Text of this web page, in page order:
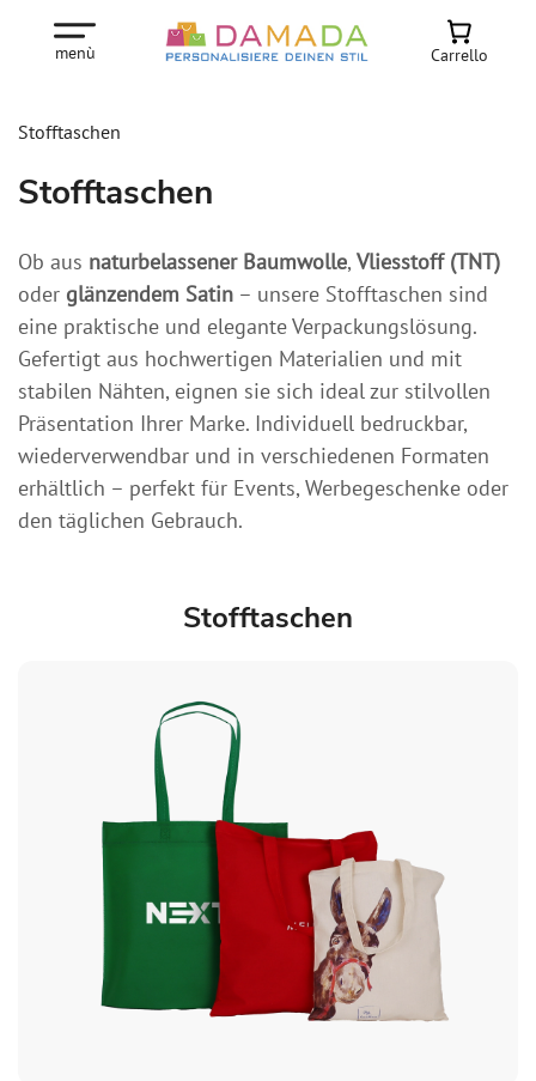
menù Carrello
Stofftaschen
Stofftaschen
Ob aus naturbelassener Baumwolle, Vliesstoff (TNT)
oder glänzendem Satin – unsere Stofftaschen sind
eine praktische und elegante Verpackungslösung.
Gefertigt aus hochwertigen Materialien und mit
stabilen Nähten, eignen sie sich ideal zur stilvollen
Präsentation Ihrer Marke. Individuell bedruckbar,
wiederverwendbar und in verschiedenen Formaten
erhältlich – perfekt für Events, Werbegeschenke oder
den täglichen Gebrauch.
Stofftaschen